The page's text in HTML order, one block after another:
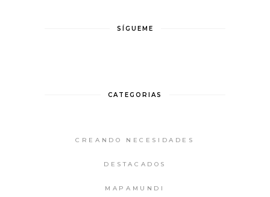
SÍGUEME
CATEGORIAS
CREANDO NECESIDADES
DESTACADOS
MAPAMUNDI